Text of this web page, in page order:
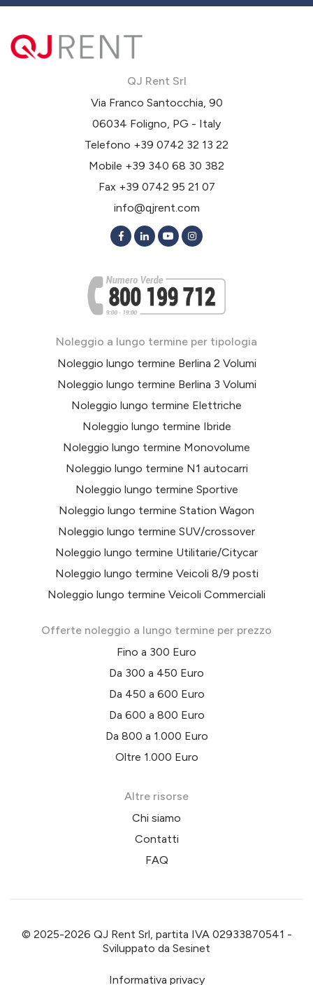
QJ Rent Srl
Via Franco Santocchia, 90
06034 Foligno, PG - Italy
Telefono +39 0742 32 13 22
Mobile +39 340 68 30 382
Fax +39 0742 95 21 07
info@qjrent.com
Noleggio a lungo termine per tipologia
Noleggio lungo termine Berlina 2 Volumi
Noleggio lungo termine Berlina 3 Volumi
Noleggio lungo termine Elettriche
Noleggio lungo termine Ibride
Noleggio lungo termine Monovolume
Noleggio lungo termine N1 autocarri
Noleggio lungo termine Sportive
Noleggio lungo termine Station Wagon
Noleggio lungo termine SUV/crossover
Noleggio lungo termine Utilitarie/Citycar
Noleggio lungo termine Veicoli 8/9 posti
Noleggio lungo termine Veicoli Commerciali
Offerte noleggio a lungo termine per prezzo
Fino a 300 Euro
Da 300 a 450 Euro
Da 450 a 600 Euro
Da 600 a 800 Euro
Da 800 a 1.000 Euro
Oltre 1.000 Euro
Altre risorse
Chi siamo
Contatti
FAQ
© 2025-2026 QJ Rent Srl, partita IVA 02933870541 -
Sviluppato da Sesinet
Informativa privacy